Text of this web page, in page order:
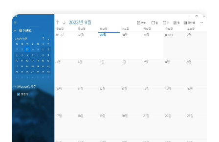
AI SWOT 분석
AI 가치 사슬 분석
전략 & 분석
AI 사용자 페르소나
AI SMART 목표
AI BCG 매트릭스
AI 이력서 작성기